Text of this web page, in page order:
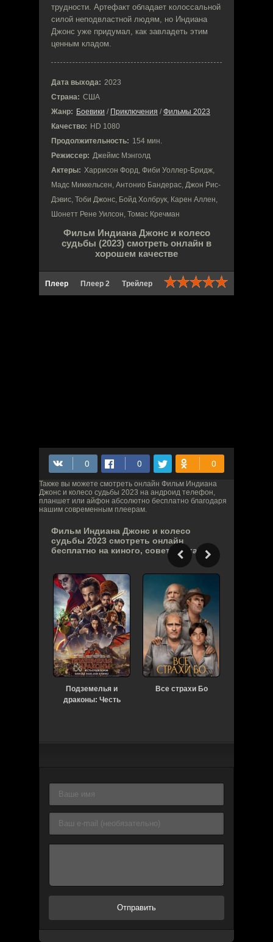
трудности. Артефакт обладает колоссальной
силой неподвластной людям, но Индиана
Джонс уже придумал, как завладеть этим
ценным кладом.
Дата выхода: 2023
Страна: США
Жанр: Боевики / Приключения / Фильмы 2023
Качество: HD 1080
Продолжительность: 154 мин.
Режиссер: Джеймс Мэнголд
Актеры: Харрисон Форд, Фиби Уоллер-Бридж,
Мадс Миккельсен, Антонио Бандерас, Джон Рис-
Дэвис, Тоби Джонс, Бойд Холбрук, Карен Аллен,
Шонетт Рене Уилсон, Томас Кречман
Фильм Индиана Джонс и колесо
судьбы (2023) смотреть онлайн в
хорошем качестве
Плеер Плеер 2 Трейлер
Также вы можете смотреть онлайн Фильм Индиана
Джонс и колесо судьбы 2023 на андроид телефон,
планшет или айфон абсолютно бесплатно благодаря
нашим современным плеерам.
Фильм Индиана Джонс и колесо
судьбы 2023 смотреть онлайн
бесплатно на киного, советуем также:
Подземелья и
драконы: Честь
Все страхи Бо
Отправить